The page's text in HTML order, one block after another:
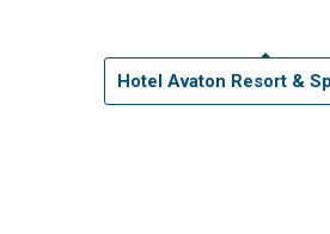
Hotel Avaton Resort &